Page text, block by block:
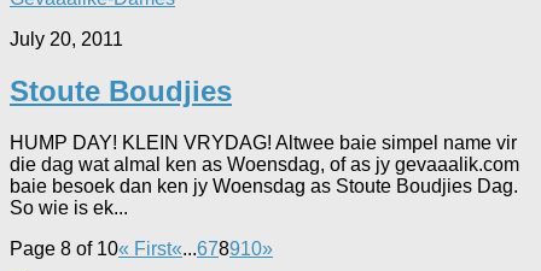
July 20, 2011
Stoute Boudjies
HUMP DAY! KLEIN VRYDAG! Altwee baie simpel name vir
die dag wat almal ken as Woensdag, of as jy gevaaalik.com
baie besoek dan ken jy Woensdag as Stoute Boudjies Dag.
So wie is ek...
Page 8 of 10« First«...678910»